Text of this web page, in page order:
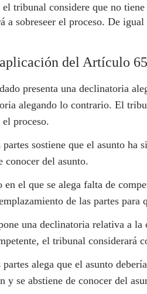
el tribunal considere que no
a sobreseer el proceso. De
del Artículo
presenta una declinatoria
alegando lo contrario. El
el proceso.
partes sostiene que el asunto
conocer del asunto.
en el que se alega falta de
de las partes para
una declinatoria relativa a
el tribunal considerará
partes alega que el asunto
y se abstiene de conocer del